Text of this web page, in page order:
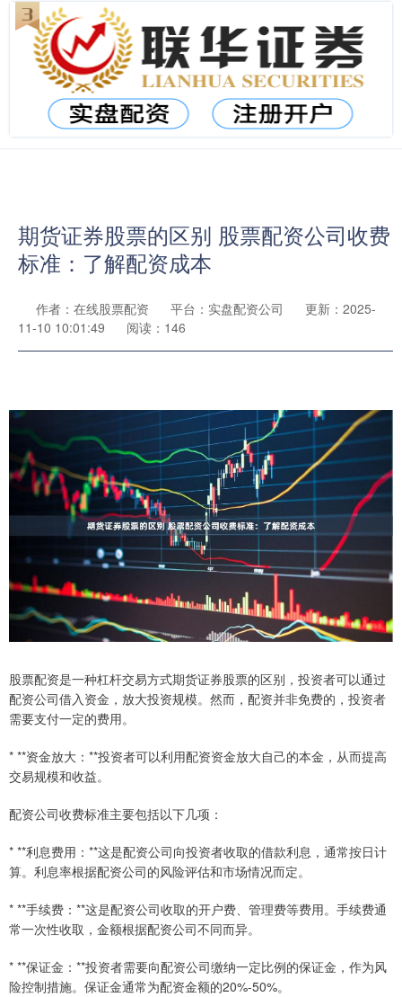
期货证券股票的区别 股票配资公司收费
标准：了解配资成本
作者：在线股票配资 平台：实盘配资公司
更新：2025-
11-10 10:01:49
阅读：146
股票配资是一种杠杆交易方式期货证券股票的区别，投资者可以通过
配资公司借入资金，放大投资规模。然而，配资并非免费的，投资者
需要支付一定的费用。
* **资金放大：**投资者可以利用配资资金放大自己的本金，从而提高
交易规模和收益。
配资公司收费标准主要包括以下几项：
* **利息费用：**这是配资公司向投资者收取的借款利息，通常按日计
算。利息率根据配资公司的风险评估和市场情况而定。
* **手续费：**这是配资公司收取的开户费、管理费等费用。手续费通
常一次性收取，金额根据配资公司不同而异。
* **保证金：**投资者需要向配资公司缴纳一定比例的保证金，作为风
险控制措施。保证金通常为配资金额的20%-50%。